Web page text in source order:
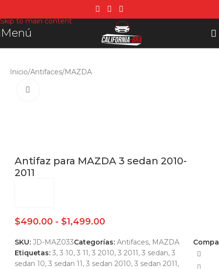
Skip to main content
Menú
Inicio/Antifaces/MAZDA
Antifaz para MAZDA 3 sedan 2010-
2011
$490.00 - $1,499.00
SKU: JD-MAZ033Categorías: Antifaces, MAZDA
Etiquetas: 3, 3 10, 3 11 , 3 2010, 3 2011 , 3 sedan, 3
sedan 10, 3 sedan 11 , 3 sedan 2010, 3 sedan 2011 ,